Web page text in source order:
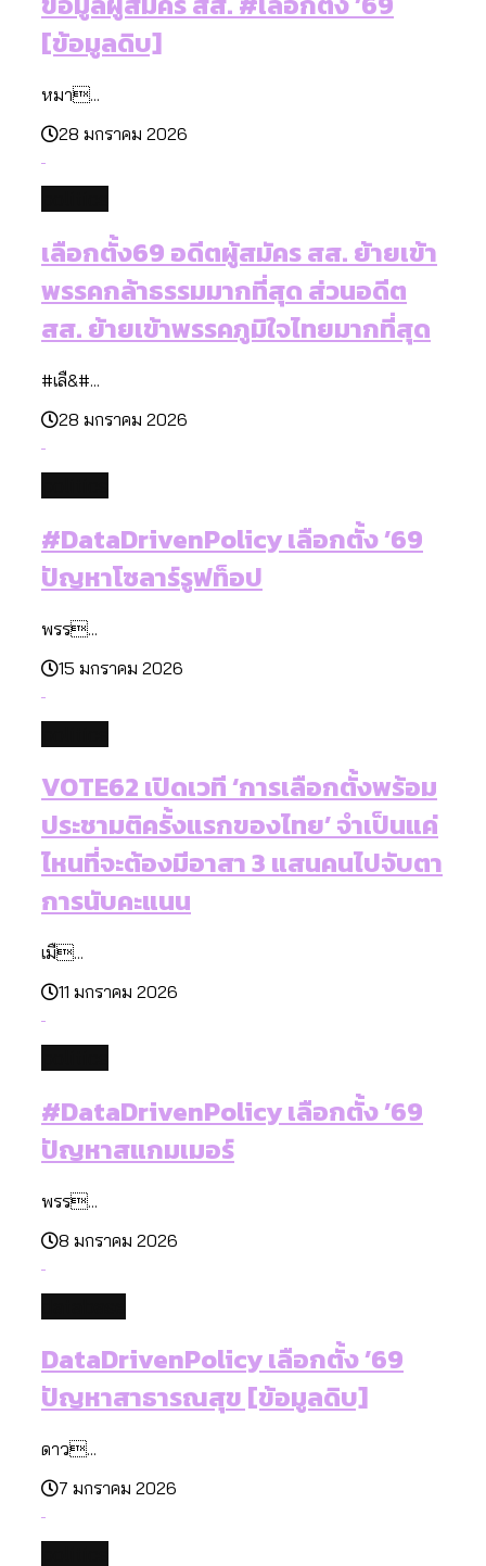
[ข้อมูลดิบ]
หมา...
28 มกราคม 2026
เลือกตั้ง69 อดีตผู้สมัคร สส. ย้ายเข้า
พรรคกล้าธรรมมากที่สุด ส่วนอดีต
สส. ย้ายเข้าพรรคภูมิใจไทยมากที่สุด
#เลื&#...
28 มกราคม 2026
#DataDrivenPolicy เลือกตั้ง ’69
ปัญหาโซลาร์รูฟท็อป
พรร...
15 มกราคม 2026
VOTE62 เปิดเวที ‘การเลือกตั้งพร้อม
ประชามติครั้งแรกของไทย’ จำเป็นแค่
ไหนที่จะต้องมีอาสา 3 แสนคนไปจับตา
การนับคะแนน
เมื...
11 มกราคม 2026
#DataDrivenPolicy เลือกตั้ง ’69
ปัญหาสแกมเมอร์
พรร...
8 มกราคม 2026
DataDrivenPolicy เลือกตั้ง ’69
ปัญหาสาธารณสุข [ข้อมูลดิบ]
ดาว...
7 มกราคม 2026